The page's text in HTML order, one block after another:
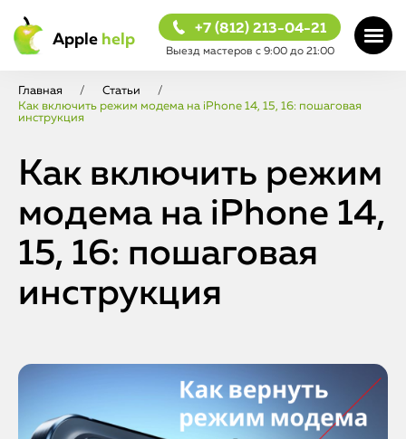
Apple help
+7 (812) 213-04-21
Выезд мастеров с 9:00 до 21:00
Главная / Статьи
/
Как включить режим модема на iPhone 14, 15, 16: пошаговая
инструкция
Как включить режим
модема на iPhone 14,
15, 16: пошаговая
инструкция